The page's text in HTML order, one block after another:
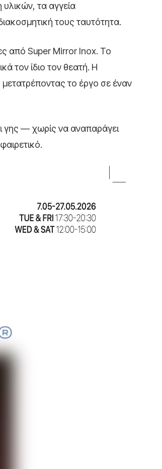
τα αγγεία
τους ταυτότητα.
από Super Mirror Inox. Το
τον ίδιο τον θεατή. Η
το έργο σε έναν
γης — χωρίς να αναπαράγει